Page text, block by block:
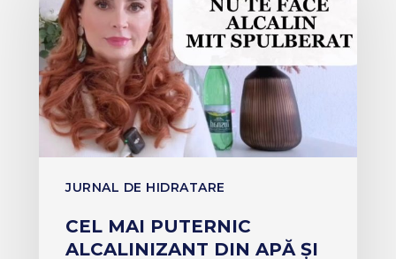
JURNAL DE HIDRATARE
CEL MAI PUTERNIC
ALCALINIZANT DIN APĂ ȘI